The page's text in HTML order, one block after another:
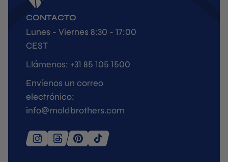
CONTACTO
Lunes - Viernes 8:30 - 17:00
CEST
Llámenos: +31 85 105 1500
Envíenos un correo
electrónico:
info@moldbrothers.com